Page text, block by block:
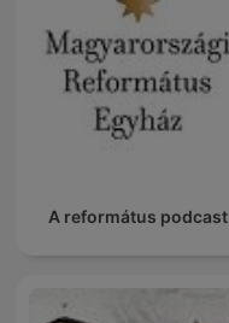
A református podcast